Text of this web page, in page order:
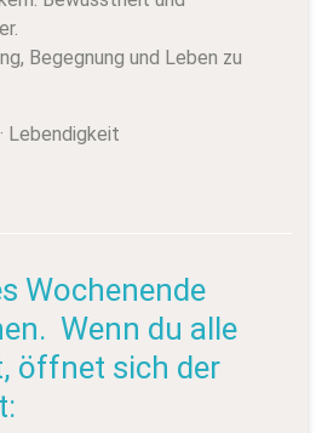
Begegnung und Leben zu
Lebendigkeit
Wochenende
Wenn du alle
öffnet sich der